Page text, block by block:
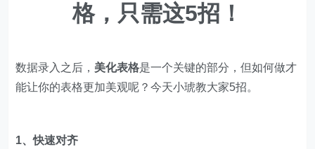
格，只需这5招！
数据录入之后， 美化表格是一个关键的部分，但如何做才
能让你的表格更加美观呢？今天小琥教大家5招。
1、快速对齐